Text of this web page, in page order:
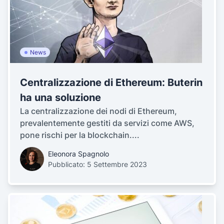
News
Centralizzazione di Ethereum: Buterin
ha una soluzione
La centralizzazione dei nodi di Ethereum,
prevalentemente gestiti da servizi come AWS,
pone rischi per la blockchain....
Eleonora Spagnolo
Pubblicato: 5 Settembre 2023